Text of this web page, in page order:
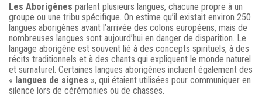
Les Aborigènes parlent plusieurs langues, chacune propre à un
groupe ou une tribu spécifique. On estime qu’il existait environ 250
langues aborigènes avant l’arrivée des colons européens, mais de
nombreuses langues sont aujourd’hui en danger de disparition. Le
langage aborigène est souvent lié à des concepts spirituels, à des
récits traditionnels et à des chants qui expliquent le monde naturel
et surnaturel. Certaines langues aborigènes incluent également des
« langues de signes », qui étaient utilisées pour communiquer en
silence lors de cérémonies ou de chasses.